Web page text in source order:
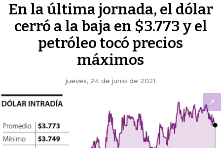
En la última jornada, el dólar
cerró a la baja en $3.773 y el
petróleo tocó precios
máximos
jueves, 24 de junio de 2021